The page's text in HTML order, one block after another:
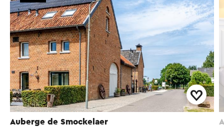
Auberge de Smockelaer